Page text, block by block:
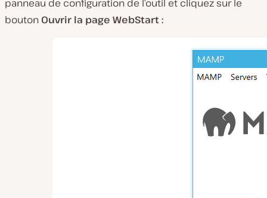
panneau de configuration de l’outil et cliquez sur le
bouton Ouvrir la page WebStart :